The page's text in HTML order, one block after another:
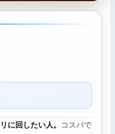
に回したい人。
コスパで